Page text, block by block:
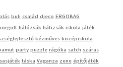
buli család djeco ERGOBAG
hálózsák hátizsák iskola játék
kézműves középiskola
party puzzle rágóka satch száras
táska Vaganza zene építőjáték